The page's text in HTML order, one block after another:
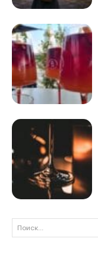
Поиск...